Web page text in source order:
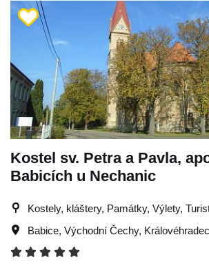
Kostel sv. Petra a Pavla,
Babicích u Nechanic
Kostely, kláštery, Památky, Výlety,
Babice, Východní Čechy,